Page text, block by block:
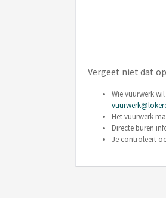
Vergeet niet dat
Wie vuurwerk
Het vuurwerk
Directe buren
Je controleert